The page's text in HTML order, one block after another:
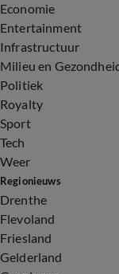
Economie
Entertainment
Infrastructuur
Milieu en
Politiek
Royalty
Sport
Tech
Weer
Regionieuws
Drenthe
Flevoland
Friesland
Gelderland